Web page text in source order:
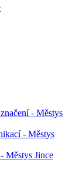
- Městys
- Městys
Městys Jince